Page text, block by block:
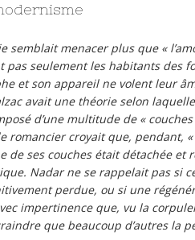
semblait menacer plus que «
pas seulement les habitants des
et son appareil ne volent leur
avait une théorie selon laquelle
d’une multitude de «
romancier croyait que, pendant, «
de ses couches était détachée et
Nadar ne se rappelait pas si
perdue, ou si une
impertinence que, vu la
que beaucoup d’autres la